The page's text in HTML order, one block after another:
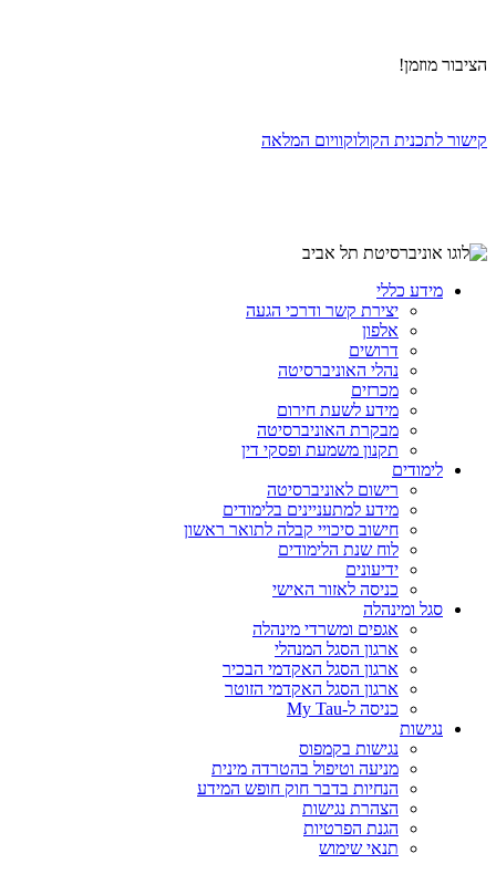
הציבור מוזמן!
קישור לתכנית הקולוקוויום המלאה
מידע כללי
יצירת קשר ודרכי הגעה
אלפון
דרושים
נהלי האוניברסיטה
מכרזים
מידע לשעת חירום
מבקרת האוניברסיטה
תקנון משמעת ופסקי דין
לימודים
רישום לאוניברסיטה
מידע למתעניינים בלימודים
חישוב סיכויי קבלה לתואר ראשון
לוח שנת הלימודים
ידיעונים
כניסה לאזור האישי
סגל ומינהלה
אגפים ומשרדי מינהלה
ארגון הסגל המנהלי
ארגון הסגל האקדמי הבכיר
ארגון הסגל האקדמי הזוטר
כניסה ל-My Tau
נגישות
נגישות בקמפוס
מניעה וטיפול בהטרדה מינית
הנחיות בדבר חוק חופש המידע
הצהרת נגישות
הגנת הפרטיות
תנאי שימוש